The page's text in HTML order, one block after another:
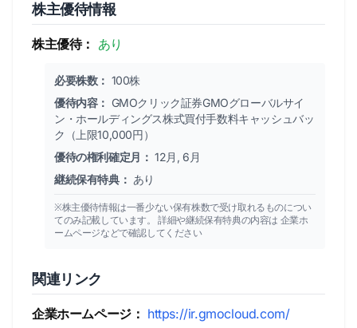
株主優待情報
株主優待： あり
必要株数： 100株
優待内容： GMOクリック証券GMOグローバルサイ
ン・ホールディングス株式買付手数料キャッシュバッ
ク（上限10,000円）
優待の権利確定月： 12月, 6月
継続保有特典： あり
※株主優待情報は一番少ない保有株数で受け取れるものについ
てのみ記載しています。 詳細や継続保有特典の内容は 企業ホ
ームページなどで確認してください
関連リンク
企業ホームページ： https://ir.gmocloud.com/